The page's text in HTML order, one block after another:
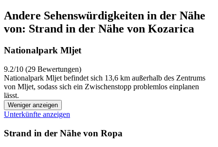
Andere Sehenswürdigkeiten in der Nähe
von: Strand in der Nähe von Kozarica
Nationalpark Mljet
9.2/10 (29 Bewertungen)
Nationalpark Mljet befindet sich 13,6 km außerhalb des Zentrums
von Mljet, sodass sich ein Zwischenstopp problemlos einplanen
lässt.
Weniger anzeigen
Unterkünfte anzeigen
Strand in der Nähe von Ropa